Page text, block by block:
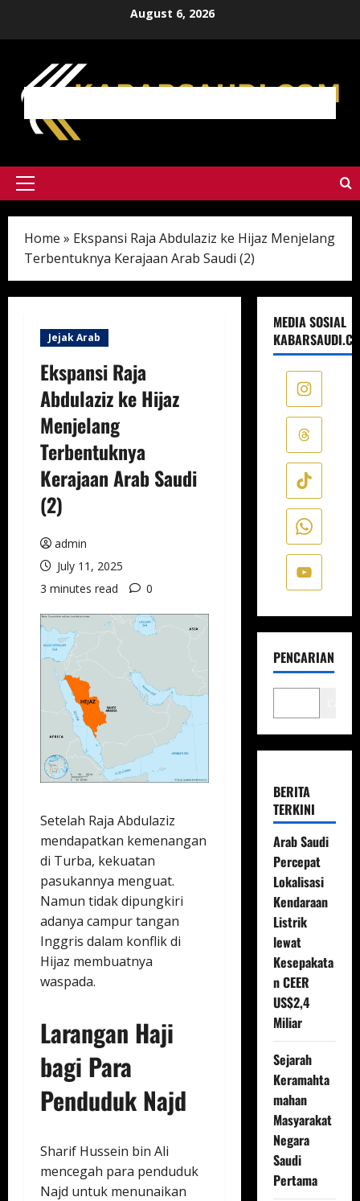
August 6, 2026
Primary
Home » Ekspansi Raja Abdulaziz ke Hijaz Menjelang
Terbentuknya Kerajaan Arab Saudi (2)
Jejak Arab
Ekspansi Raja
Abdulaziz ke Hijaz
Menjelang
Terbentuknya
Kerajaan Arab Saudi
(2)
admin
July 11, 2025
3 minutes read
0
Setelah Raja Abdulaziz
mendapatkan kemenangan
di Turba, kekuatan
pasukannya menguat.
Namun tidak dipungkiri
adanya campur tangan
Inggris dalam konflik di
Hijaz membuatnya
waspada.
Larangan Haji
bagi Para
Penduduk Najd
Sharif Hussein bin Ali
mencegah para penduduk
Najd untuk menunaikan
MEDIA SOSIAL
PENCARIAN
BERITA
TERKINI
Arab Saudi
Percepat
Lokalisasi
Kendaraan
Listrik
lewat
Kesepakata
n CEER
US$2,4
Miliar
Sejarah
Keramahta
mahan
Masyarakat
Negara
Saudi
Pertama